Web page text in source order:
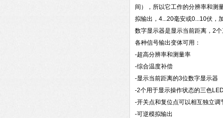
间），所以它工作的分辨率和测
拟输出，4...20毫安或0...10伏，
数字显示器是显示当前距离，2
各种信号输出变体可用：
-超高分辨率和测量率
-综合温度补偿
-显示当前距离的3位数字显示器
-2个用于显示操作状态的三色
-开关点和复位点可以相互独立调
-可逆模拟输出